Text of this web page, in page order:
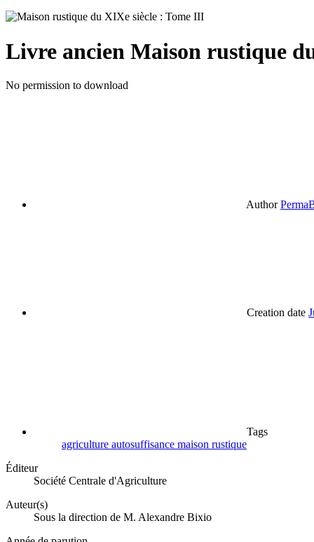
Livre ancien Maison rustique
No permission to download
Author
Creation date
Tags
agriculture autosuffisance maison rustique
Éditeur
Société Centrale d'Agriculture
Auteur(s)
Sous la direction de M. Alexandre Bixio